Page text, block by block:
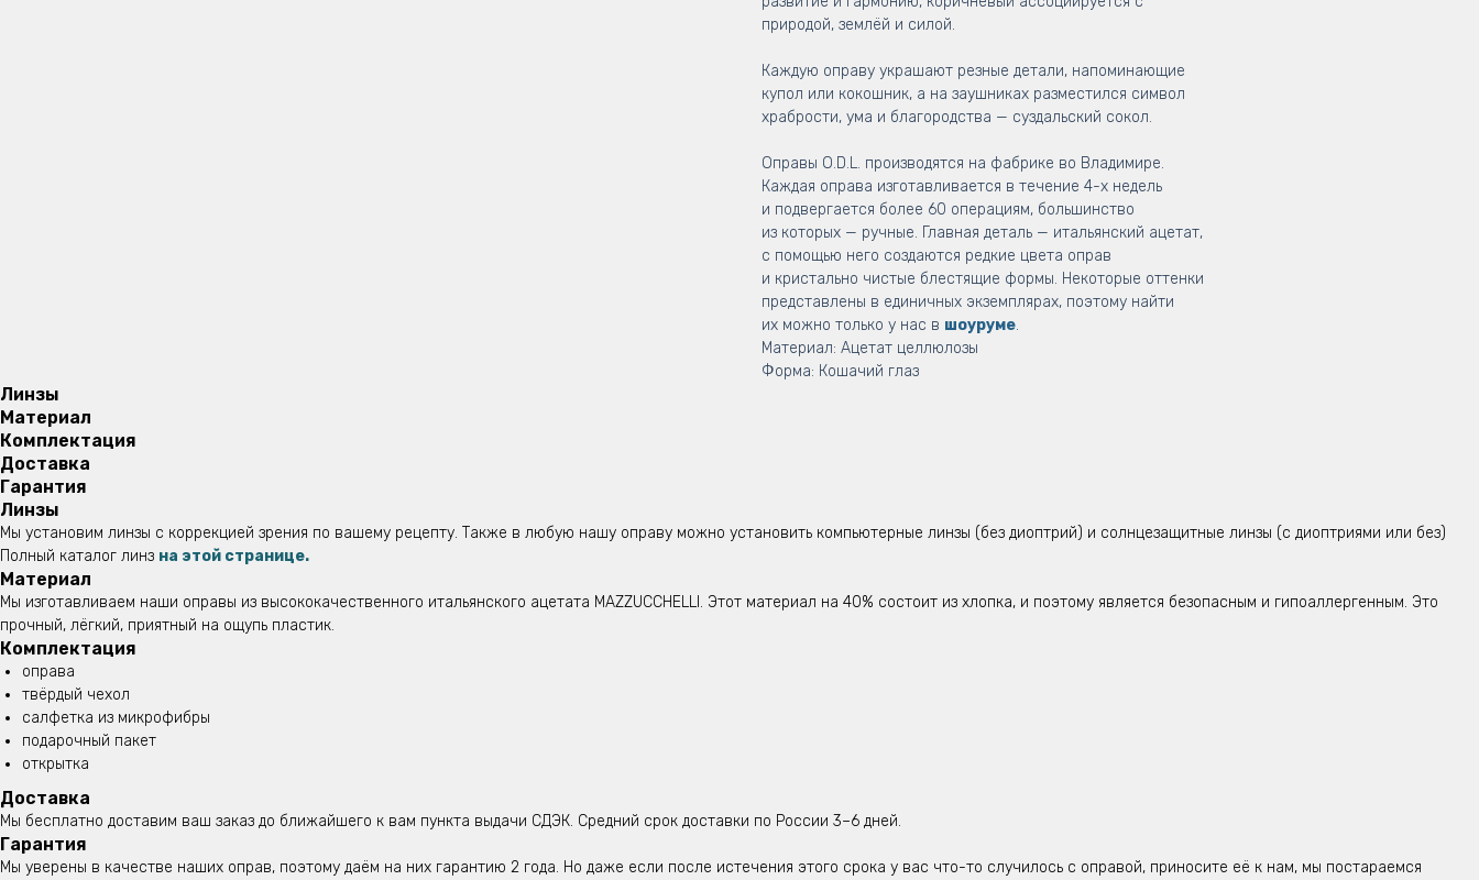
природой, землёй и силой.
Каждую оправу украшают резные детали, напоминающие
купол или кокошник, а на заушниках разместился символ
храбрости, ума и благородства — суздальский сокол.
Оправы O.D.L. производятся на фабрике во Владимире.
Каждая оправа изготавливается в течение 4-х недель
и подвергается более 60 операциям, большинство
из которых — ручные. Главная деталь — итальянский ацетат,
с помощью него создаются редкие цвета оправ
и кристально чистые блестящие формы. Некоторые оттенки
представлены в единичных экземплярах, поэтому найти
их можно только у нас в шоуруме.
Материал: Ацетат целлюлозы
Форма: Кошачий глаз
Линзы
Материал
Комплектация
Доставка
Гарантия
Линзы
Мы установим линзы с коррекцией зрения по вашему рецепту. Также в любую нашу оправу можно установить компьютерные линзы (без диоптрий) и солнцезащитные линзы (с диоптриями или без)
Полный каталог линз на этой странице.
Материал
Мы изготавливаем наши оправы из высококачественного итальянского ацетата MAZZUCCHELLI. Этот материал на 40% состоит из хлопка, и поэтому является безопасным и гипоаллергенным. Это
прочный, лёгкий, приятный на ощупь пластик.
Комплектация
оправа
твёрдый чехол
салфетка из микрофибры
подарочный пакет
открытка
Доставка
Мы бесплатно доставим ваш заказ до ближайшего к вам пункта выдачи СДЭК. Средний срок доставки по России 3–6 дней.
Гарантия
Мы уверены в качестве наших оправ, поэтому даём на них гарантию 2 года. Но даже если после истечения этого срока у вас что-то случилось с оправой, приносите её к нам, мы постараемся